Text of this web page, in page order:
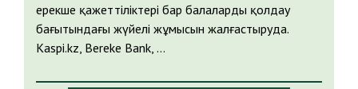
ерекше қажеттіліктері бар балаларды қолдау
бағытындағы жүйелі жұмысын жалғастыруда.
Kaspi.kz, Bereke Bank, …